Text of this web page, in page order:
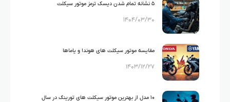
۵ نشانه‌ تمام شدن دیسک ترمز موتور سیکلت
۱۴۰۴/۰۳/۳۰
مقایسه موتور سیکلت های هوندا و یاماها
۱۴۰۳/۱۲/۲۷
۱۰ مدل از بهترین موتور سیکلت های تورینگ در سال